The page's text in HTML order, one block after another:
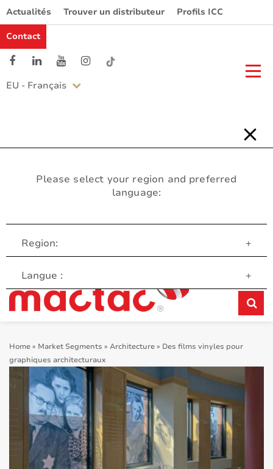
Actualités Trouver un distributeur Profils ICC
Contact
EU - Français
Please select your region and preferred
language:
Region: +
Langue : +
Service Client
Home» Market Segments » Architecture» Des films vinyles pour
graphiques architecturaux